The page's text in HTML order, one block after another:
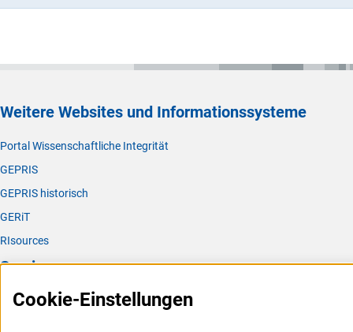
Weitere Websites und Informationssysteme
Portal Wissenschaftliche Integrität
GEPRIS
GEPRIS historisch
GERiT
RIsources
Service
Presse
Cookie-Einstellungen